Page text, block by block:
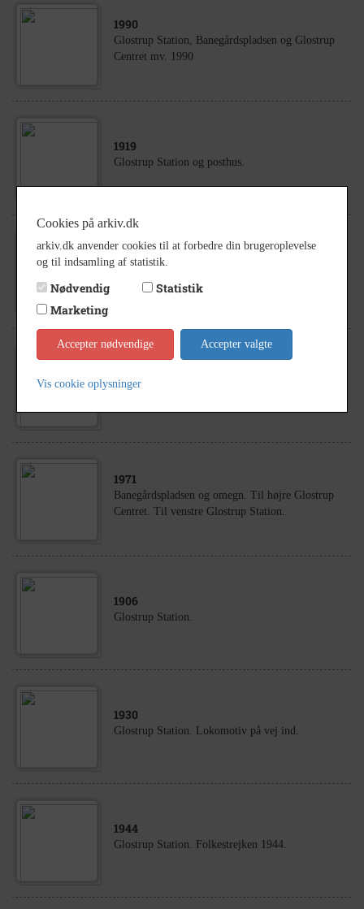
1990
Glostrup Station, Banegårdspladsen og Glostrup
Centret mv. 1990
1919
Glostrup Station og posthus.
1942
Glostrup Station og jernbanen.
1971
Banegårdspladsen og omegn. Til højre Glostrup
Centret. Til venstre Glostrup Station.
1906
Glostrup Station.
1930
Glostrup Station. Lokomotiv på vej ind.
1944
Glostrup Station. Folkestrejken 1944.
Cookies på arkiv.dk
arkiv.dk anvender cookies til at forbedre din brugeroplevelse
og til indsamling af statistik.
Nødvendig
Statistik
Marketing
Accepter nødvendige Accepter valgte
Vis cookie oplysninger